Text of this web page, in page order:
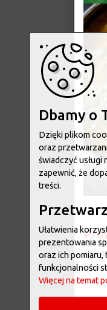
Nie
tego
Dbamy o
Dzięki plikom
oraz
świadczyć usługi
zapewnić, że
treści.
Ułatwienia
prezentowania
oraz ich
funkcjonalności
Więcej na temat